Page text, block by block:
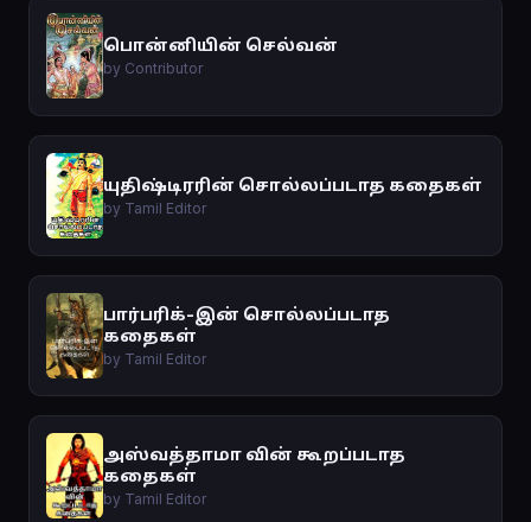
பொன்னியின் செல்வன்
by Contributor
யுதிஷ்டிரரின் சொல்லப்படாத கதைகள்
by Tamil Editor
பார்பரிக்-இன் சொல்லப்படாத
கதைகள்
by Tamil Editor
அஸ்வத்தாமா வின் கூறப்படாத
கதைகள்
by Tamil Editor